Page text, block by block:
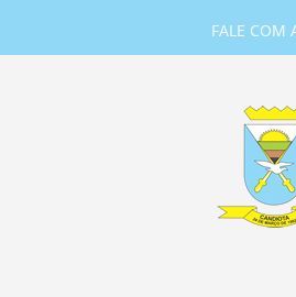
FALE COM